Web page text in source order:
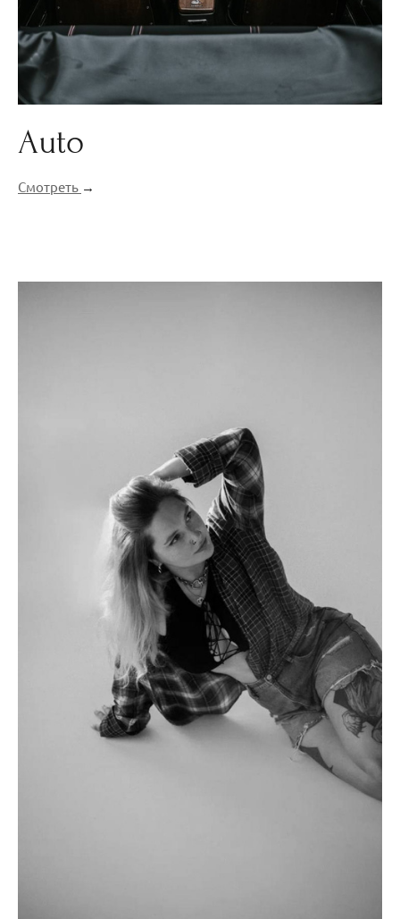
Auto
Смотреть →